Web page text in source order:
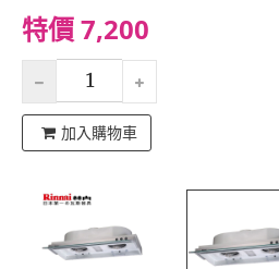
特價 7,200
加入購物車